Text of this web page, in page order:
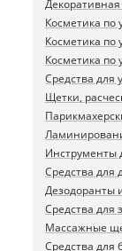
Декоративная
Косметика по
Косметика по
Косметика по
Средства для
Щетки,
Инструменты
Средства для
Дезодоранты
Средства для
Массажные
Средства для